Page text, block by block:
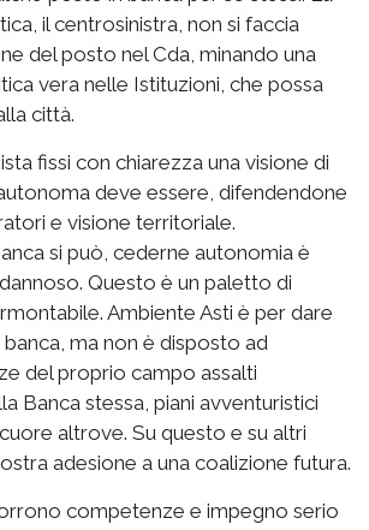
il centrosinistra, non si faccia
del posto nel Cda, minando una
vera nelle Istituzioni, che possa
città.
fissi con chiarezza una visione di
deve essere, difendendone
e visione territoriale.
si può, cederne autonomia è
Questo è un paletto di
Ambiente Asti è per dare
ma non è disposto ad
del proprio campo assalti
Banca stessa, piani avventuristici
altrove. Su questo e su altri
adesione a una coalizione futura.
competenze e impegno serio